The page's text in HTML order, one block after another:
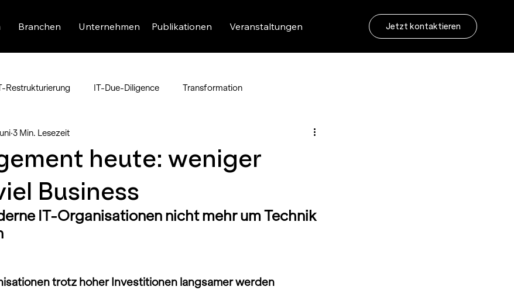
Branchen Unternehmen Publikationen Veranstaltungen Jetzt kontaktieren
Restrukturierung IT-Due-Diligence Transformation
heute: weniger
Business
3 Min. Lesezeit
IT-Organisationen nicht mehr um Technik
trotz hoher Investitionen langsamer werden